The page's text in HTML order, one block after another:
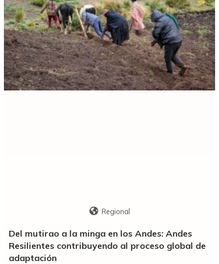
Regional
Del mutirao a la minga en los Andes: Andes
Resilientes contribuyendo al proceso global de
adaptación